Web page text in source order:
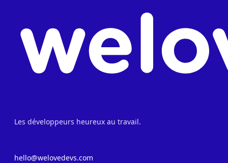
Les développeurs heureux au travail.
hello@welovedevs.com